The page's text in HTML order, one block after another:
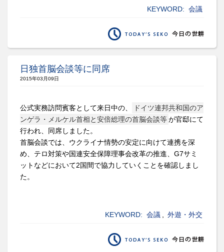
KEYWORD: 会議
日独首脳会談等に同席
2015年03月09日
公式実務訪問賓客として来日中の、
ドイツ連邦共和国のア
ンゲラ・メルケル首相と安倍総理の首脳会談等が官邸にて
行われ、同席しました。
首脳会談では、ウクライナ情勢の安定に向けて連携を深
め、テロ対策や国連安全保障理事会改革の推進、 G7サミ
ットなどにおいて2国間で協力していくことを確認しまし
た。
KEYWORD: 会議 外遊・外交